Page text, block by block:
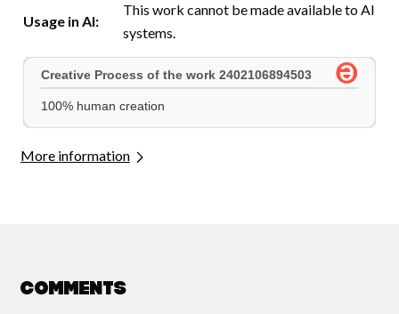
Usage in AI:
This work cannot be made available to AI
systems.
More information
Comments